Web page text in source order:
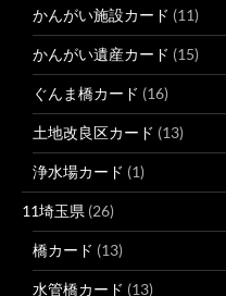
かんがい施設カード (11)
かんがい遺産カード (15)
ぐんま橋カード (16)
土地改良区カード (13)
浄水場カード (1)
11埼玉県 (26)
橋カード (13)
水管橋カード (13)